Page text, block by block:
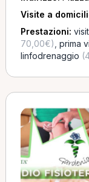
Visite a
Prestazioni:
70,00€) prima
linfodrenaggio